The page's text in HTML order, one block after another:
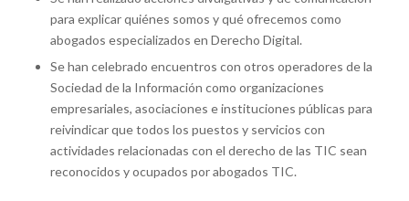
para explicar quiénes somos y qué ofrecemos como
abogados especializados en Derecho Digital.
Se han celebrado encuentros con otros operadores de la
Sociedad de la Información como organizaciones
empresariales, asociaciones e instituciones públicas para
reivindicar que todos los puestos y servicios con
actividades relacionadas con el derecho de las TIC sean
reconocidos y ocupados por abogados TIC.